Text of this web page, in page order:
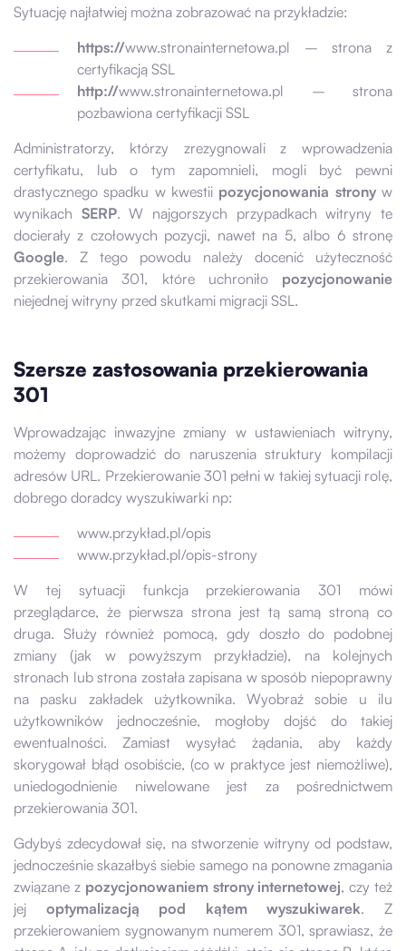
Sytuację najłatwiej można zobrazować na przykładzie:
https://www.stronainternetowa.pl – strona z
certyfikacją SSL
http://www.stronainternetowa.pl – strona
pozbawiona certyfikacji SSL
Administratorzy, którzy zrezygnowali z wprowadzenia
certyfikatu, lub o tym zapomnieli, mogli być pewni
drastycznego spadku w kwestii pozycjonowania stronyw
wynikach SERP. W najgorszych przypadkach witryny te
docierały z czołowych pozycji, nawet na 5, albo 6 stronę
Google. Z tego powodu należy docenić użyteczność
przekierowania 301, które uchroniło pozycjonowanie
niejednej witryny przed skutkami migracji SSL.
Szersze zastosowania przekierowania
301
Wprowadzając inwazyjne zmiany w ustawieniach witryny,
możemy doprowadzić do naruszenia struktury kompilacji
adresów URL. Przekierowanie 301 pełni w takiej sytuacji rolę,
dobrego doradcy wyszukiwarki np:
www.przykład.pl/opis
www.przykład.pl/opis-strony
W tej sytuacji funkcja przekierowania 301 mówi
przeglądarce, że pierwsza strona jest tą samą stroną co
druga. Służy również pomocą, gdy doszło do podobnej
zmiany (jak w powyższym przykładzie), na kolejnych
stronach lub strona została zapisana w sposób niepoprawny
na pasku zakładek użytkownika. Wyobraź sobie u ilu
użytkowników jednocześnie, mogłoby dojść do takiej
ewentualności. Zamiast wysyłać żądania, aby każdy
skorygował błąd osobiście, (co w praktyce jest niemożliwe),
uniedogodnienie niwelowane jest za pośrednictwem
przekierowania 301.
Gdybyś zdecydował się, na stworzenie witryny od podstaw,
jednocześnie skazałbyś siebie samego na ponowne zmagania
związane z pozycjonowaniem strony internetowej, czy też
jej optymalizacją pod kątem wyszukiwarek. Z
przekierowaniem sygnowanym numerem 301, sprawiasz, że